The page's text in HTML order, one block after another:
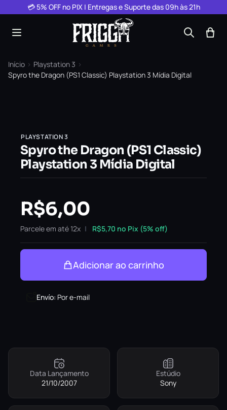
Pular para o conteúdo
💳 5% OFF no PIX | Entregas e Suporte das 09h às 21h
Início › Playstation 3 ›
Spyro the Dragon (PS1 Classic) Playstation 3 Mídia Digital
PLAYSTATION 3
Spyro the Dragon (PS1 Classic)
Playstation 3 Mídia Digital
R$6,00
Parcele em até 12x R$5,70 no Pix (5% off)
Adicionar ao carrinho
Envío: Por e-mail
Data Lançamento
21/10/2007
Estúdio
Sony